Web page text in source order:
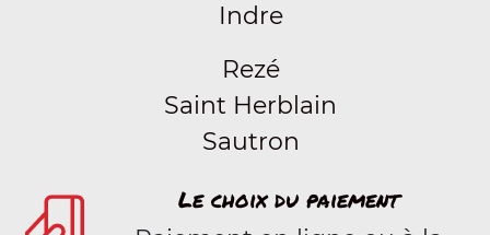
Indre
Rezé
Saint Herblain
Sautron
Le choix du paiement